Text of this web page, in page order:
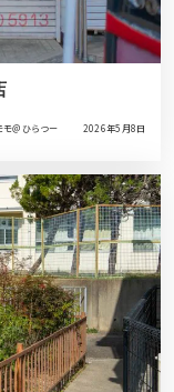
モ＠ひらつー 2026年5月8日